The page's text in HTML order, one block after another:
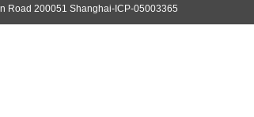
Road 200051 Shanghai-ICP-05003365